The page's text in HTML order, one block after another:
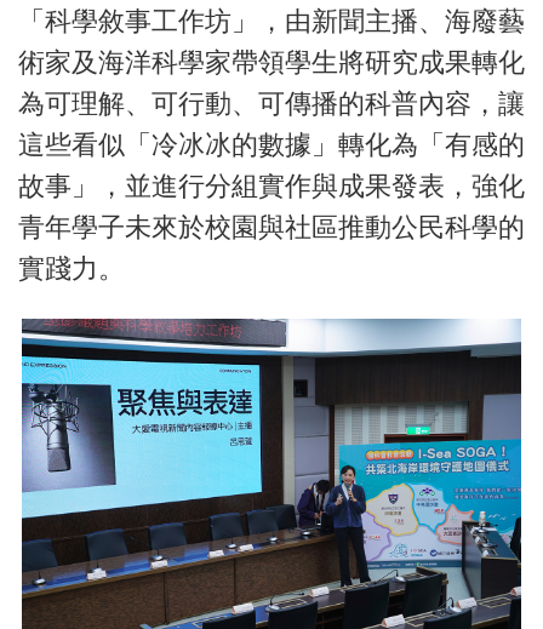
「科學敘事工作坊」，由新聞主播、海廢藝
術家及海洋科學家帶領學生將研究成果轉化
為可理解、可行動、可傳播的科普內容，讓
這些看似「冷冰冰的數據」轉化為「有感的
故事」，並進行分組實作與成果發表，強化
青年學子未來於校園與社區推動公民科學的
實踐力。